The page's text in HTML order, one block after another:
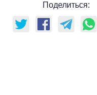
Поделиться: